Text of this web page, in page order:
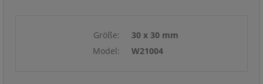
Größe:
30 x 30 mm
Model:
W21004